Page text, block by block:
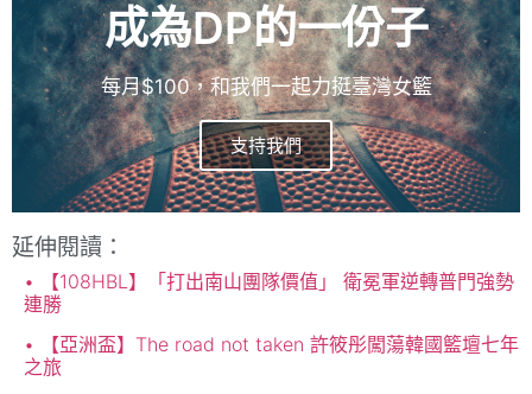
成為DP的一份子
每月$100，和我們一起力挺臺灣女籃
支持我們
延伸閱讀：
【108HBL】「打出南山團隊價值」 衛冕軍逆轉普門強勢
連勝
【亞洲盃】The road not taken 許筱彤闖蕩韓國籃壇七年
之旅